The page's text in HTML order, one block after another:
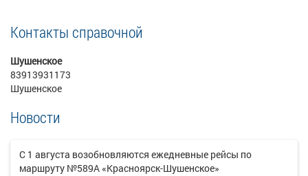
Контакты справочной
Шушенское
83913931173
Шушенское
Новости
С 1 августа возобновляются ежедневные рейсы по
маршруту №589А «Красноярск-Шушенское»